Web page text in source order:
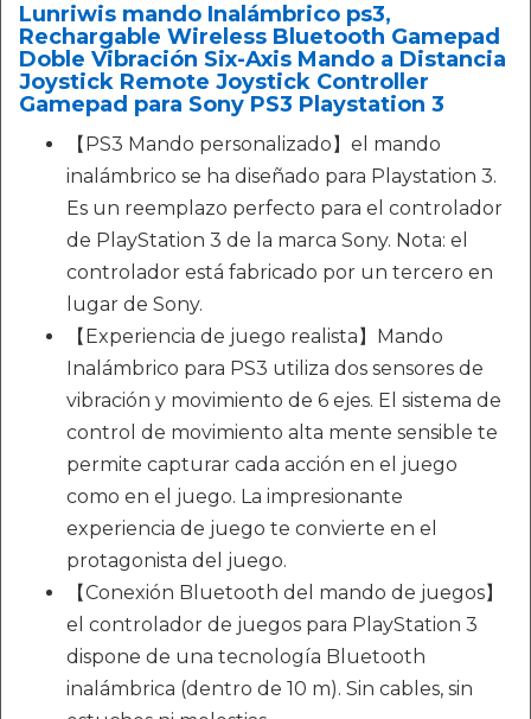
Lunriwis mando Inalámbrico ps3,
Rechargable Wireless Bluetooth Gamepad
Doble Vibración Six-Axis Mando a Distancia
Joystick Remote Joystick Controller
Gamepad para Sony PS3 Playstation 3
【PS3 Mando personalizado】el mando
inalámbrico se ha diseñado para Playstation 3.
Es un reemplazo perfecto para el controlador
de PlayStation 3 de la marca Sony. Nota: el
controlador está fabricado por un tercero en
lugar de Sony.
【Experiencia de juego realista】Mando
Inalámbrico para PS3 utiliza dos sensores de
vibración y movimiento de 6 ejes. El sistema de
control de movimiento alta mente sensible te
permite capturar cada acción en el juego
como en el juego. La impresionante
experiencia de juego te convierte en el
protagonista del juego.
【Conexión Bluetooth del mando de juegos】
el controlador de juegos para PlayStation 3
dispone de una tecnología Bluetooth
inalámbrica (dentro de 10 m). Sin cables, sin